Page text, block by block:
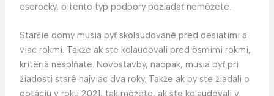
eseročky, o tento typ podpory požiadať nemôžete.
Staršie domy musia byť skolaudované pred desiatimi a
viac rokmi. Takže ak ste kolaudovali pred ôsmimi rokmi,
kritériá nespĺňate. Novostavby, naopak, musia byť pri
žiadosti staré najviac dva roky. Takže ak by ste žiadali o
dotáciu v roku 2021, tak môžete, ak ste kolaudovali v